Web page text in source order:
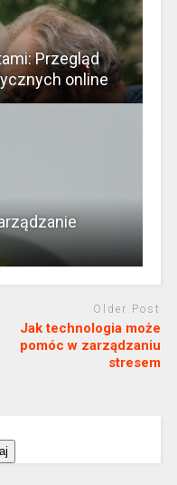
Przegląd
online
Older Post
Jak technologia może
pomóc w zarządzaniu
stresem